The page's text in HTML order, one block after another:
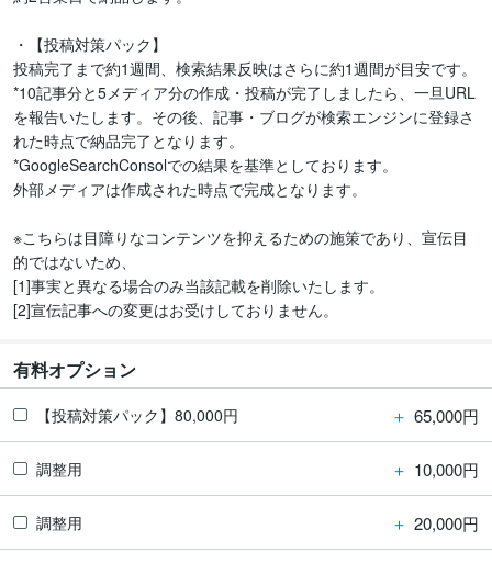
・【投稿対策パック】
投稿完了まで約1週間、検索結果反映はさらに約1週間が目安です。
*10記事分と5メディア分の作成・投稿が完了しましたら、一旦URL
を報告いたします。その後、記事・ブログが検索エンジンに登録さ
れた時点で納品完了となります。
*GoogleSearchConsolでの結果を基準としております。
外部メディアは作成された時点で完成となります。
※こちらは目障りなコンテンツを抑えるための施策であり、宣伝目
的ではないため、
[1]事実と異なる場合のみ当該記載を削除いたします。
[2]宣伝記事への変更はお受けしておりません。
有料オプション
【投稿対策パック】80,000円 ＋ 65,000円
調整用 ＋ 10,000円
調整用 ＋ 20,000円